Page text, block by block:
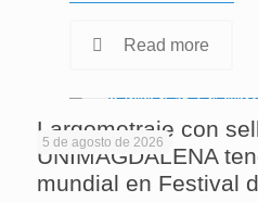
Read more
5 de agosto de 2026
Largometraje con
UNIMAGDALENA
mundial en Festival